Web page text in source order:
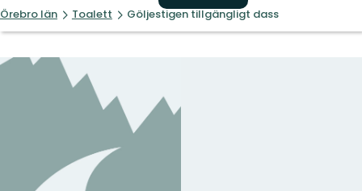
Örebro län Toalett Göljestigen tillgängligt dass